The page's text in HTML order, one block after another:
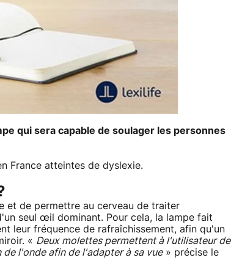
qui sera capable de soulager les personnes
France atteintes de dyslexie.
et de permettre au cerveau de traiter
seul œil dominant. Pour cela, la lampe fait
leur fréquence de rafraîchissement, afin qu'un
« Deux molettes permettent à l'utilisateur de
l'onde afin de l'adapter à sa vue» précise le